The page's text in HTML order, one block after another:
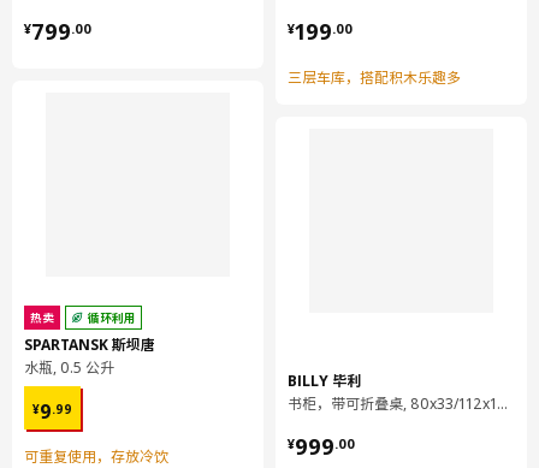
能。
设计师
Synnöve Mork
商品尺寸和包装信息
¥799.00
¥ 799.00
热卖 循环利用
SPARTANSK 斯坝唐
水瓶, 0.5 公升
¥9.99
¥ 9.99
可重复使用，存放冷饮
¥199.00
¥ 199.00
三层车库，搭配积木乐趣多
BILLY 毕利
书柜，带可折叠桌, 80x33/112x106 厘米
¥999.00
¥ 999.00